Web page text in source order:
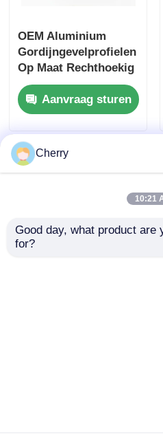
OEM Aluminium
Gordijngevelprofielen
Op Maat Rechthoekig
6063 Aluminium Buis
Aanvraag sturen
Cherry
10:21
Good day, what product are
for?